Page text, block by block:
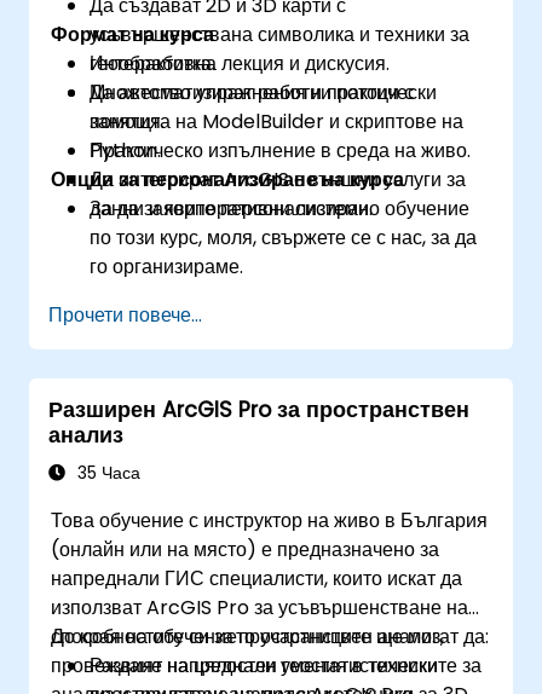
усъвършенствана символика и техники за
геообработка.
Да автоматизират работни потоци с
помощта на ModelBuilder и скриптове на
Python.
Да интегрират ArcGIS с външни услуги за
данни и корпоративни системи.
Формат на курса
Интерактивна лекция и дискусия.
Множество упражнения и практически
занятия.
Практическо изпълнение в среда на живо.
Опции за персонализиране на курса
За да заявите персонализирано обучение
по този курс, моля, свържете се с нас, за да
го организираме.
Прочети повече...
Разширен ArcGIS Pro за пространствен
анализ
35 Часа
Това обучение с инструктор на живо в България
(онлайн или на място) е предназначено за
напреднали ГИС специалисти, които искат да
използват ArcGIS Pro за усъвършенстване на
способностите си за пространствен анализ,
провеждане на цялостен геостатистически
До края на обучението участниците ще могат да:
Развият напреднали умения в техниките за